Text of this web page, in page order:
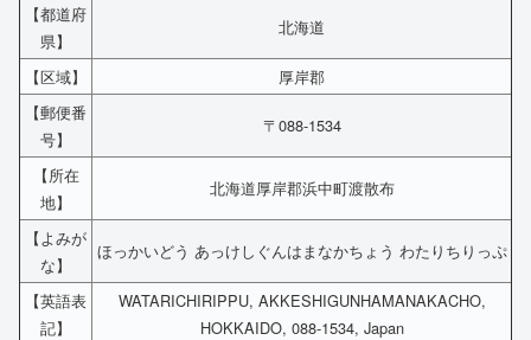
【都道府
県】
北海道
【区域】
厚岸郡
【郵便番
号】
〒088-1534
【所在
地】
北海道厚岸郡浜中町渡散布
【よみが
な】
ほっかいどう あっけしぐんはまなかちょう わたりちりっぷ
【英語表
記】
WATARICHIRIPPU, AKKESHIGUNHAMANAKACHO,
HOKKAIDO, 088-1534, Japan